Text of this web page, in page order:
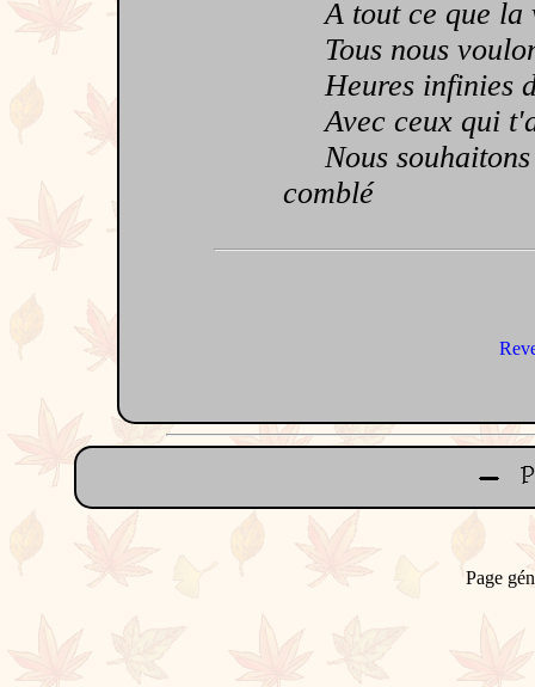
A tout ce que la
Tous nous
Heures infinies
Avec ceux qui
Nous souhaitons
comblé
Page